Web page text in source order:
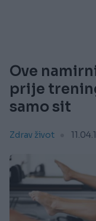
Ove
prije
samo sit
Zdrav život